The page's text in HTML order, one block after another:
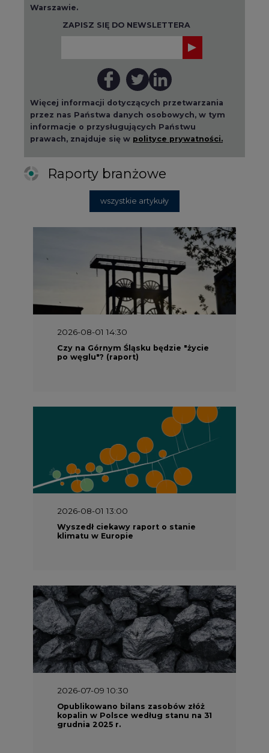
Warszawie.
ZAPISZ SIĘ DO NEWSLETTERA
Więcej informacji dotyczących przetwarzania
przez nas Państwa danych osobowych, w tym
informacje o przysługujących Państwu
prawach, znajduje się w polityce prywatności.
Raporty branżowe
wszystkie artykuły
2026-08-01 14:30
Czy na Górnym Śląsku będzie "życie
po węglu"? (raport)
2026-08-01 13:00
Wyszedł ciekawy raport o stanie
klimatu w Europie
2026-07-09 10:30
Opublikowano bilans zasobów złóż
kopalin w Polsce według stanu na 31
grudnia 2025 r.